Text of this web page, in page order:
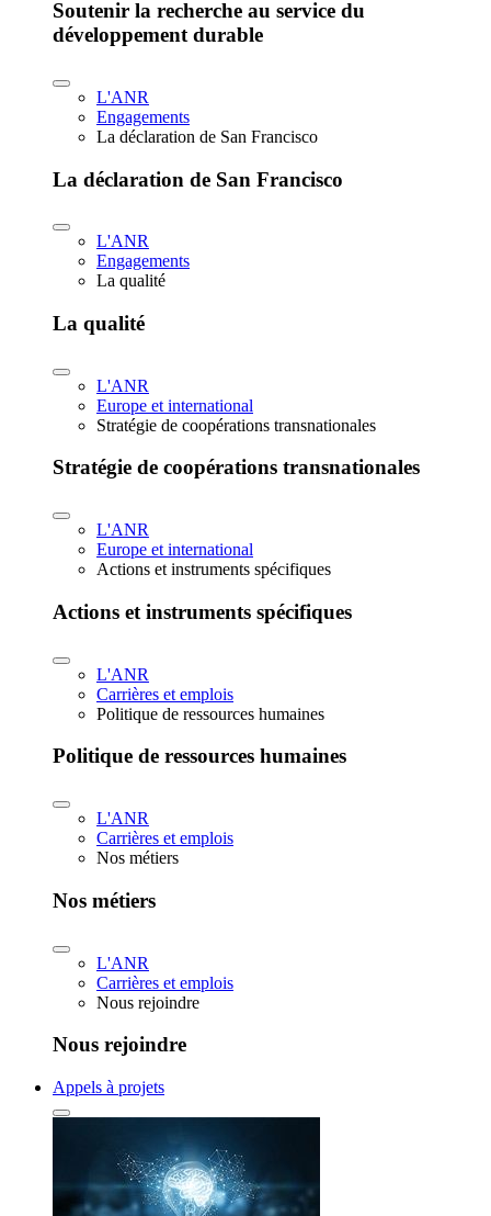
Soutenir la recherche au service du
développement durable
L'ANR
Engagements
La déclaration de San Francisco
La déclaration de San Francisco
L'ANR
Engagements
La qualité
La qualité
L'ANR
Europe et international
Stratégie de coopérations transnationales
Stratégie de coopérations transnationales
L'ANR
Europe et international
Actions et instruments spécifiques
Actions et instruments spécifiques
L'ANR
Carrières et emplois
Politique de ressources humaines
Politique de ressources humaines
L'ANR
Carrières et emplois
Nos métiers
Nos métiers
L'ANR
Carrières et emplois
Nous rejoindre
Nous rejoindre
Appels à projets